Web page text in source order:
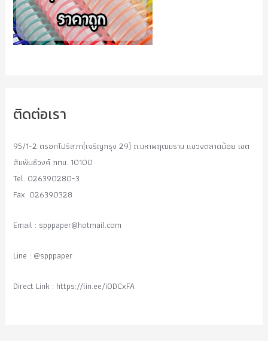
ติดต่อเรา
95/1-2 ตรอกโปริสภา(เจริญกรุง 29) ถ.มหาพฤฒมราม แขวงตลาดน้อย เขต
สัมพันธืวงค์ กทม. 10100
Tel. 026390280-3
Fax. 026390328
Email : spppaper@hotmail.com
Line : @spppaper
Direct Link : https://lin.ee/i0DCxFA